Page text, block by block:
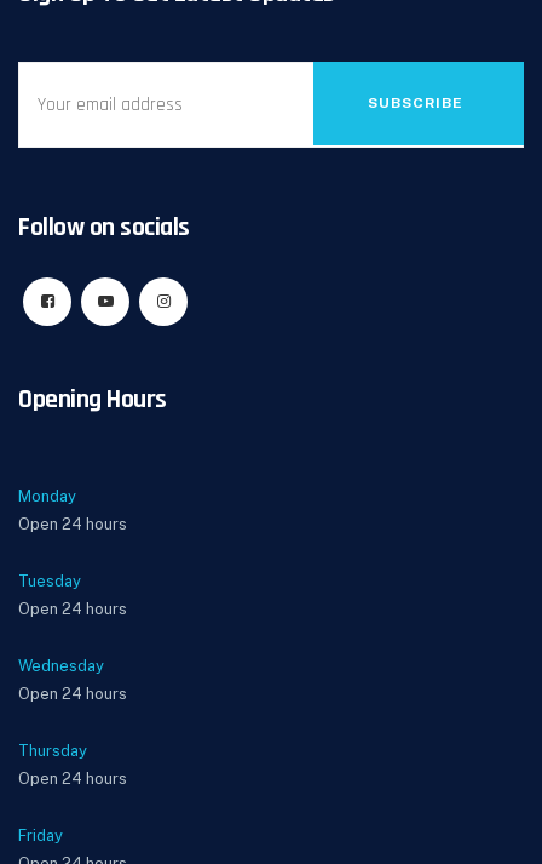
SUBSCRIBE
Follow on socials
Opening Hours
Monday
Open 24 hours
Tuesday
Open 24 hours
Wednesday
Open 24 hours
Thursday
Open 24 hours
Friday